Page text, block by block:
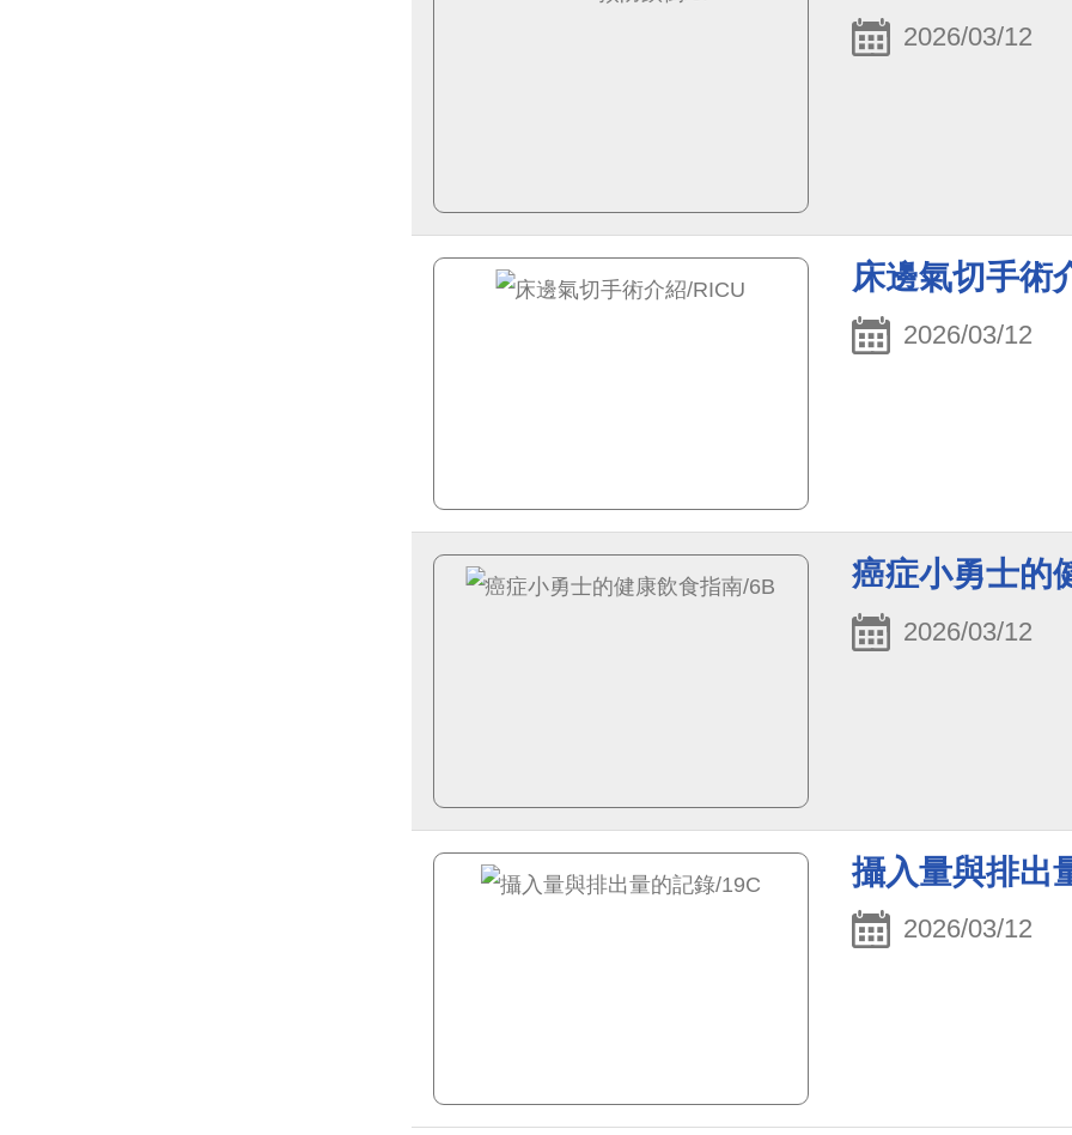
2026/03/12
床邊氣切手術
2026/03/12
癌症小勇士的
2026/03/12
攝入量與排出
2026/03/12